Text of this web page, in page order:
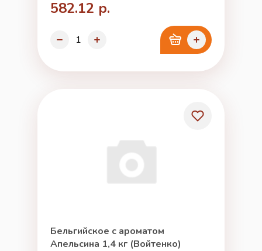
582.12 р.
Бельгийское с ароматом
Апельсина 1,4 кг (Войтенко)